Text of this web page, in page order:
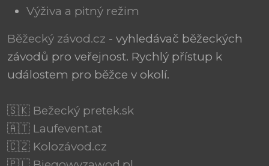
Výživa a pitný režim
Běžecký závod.cz - vyhledávač běžeckých
závodů pro veřejnost. Rychlý přístup k
událostem pro běžce v okolí.
🇸🇰 Bežecký pretek.sk
🇦🇹 Laufevent.at
🇨🇿 Kolozávod.cz